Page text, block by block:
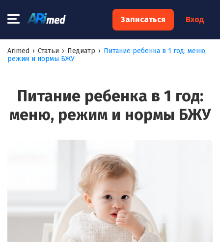
Записаться Вход
Arimed › Статьи › Педиатр › Питание ребенка в 1 год: меню,
режим и нормы БЖУ
Питание ребенка в 1 год:
меню, режим и нормы БЖУ
×
Запишитесь на консультацию к
Ваш телефон:*
Я согласен наобработку моих персональных данных